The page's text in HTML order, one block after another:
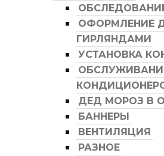
ОФОРМЛЕНИЕ
ГИРЛЯНДАМИ
УСТАНОВКА
ДЕД МОРОЗ В
БАННЕРЫ
ВЕНТИЛЯЦИЯ
РАЗНОЕ